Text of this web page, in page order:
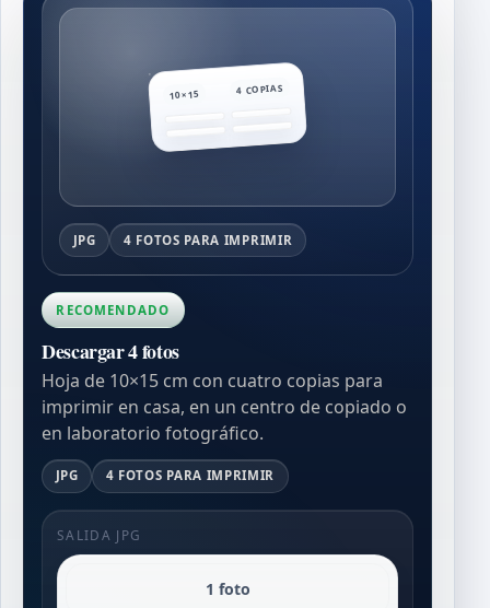
10×15 4 COPIAS
JPG 4 FOTOS PARA IMPRIMIR
RECOMENDADO
Descargar 4 fotos
Hoja de 10×15 cm con cuatro copias para
imprimir en casa, en un centro de copiado o
en laboratorio fotográfico.
JPG 4 FOTOS PARA IMPRIMIR
SALIDA JPG
1 foto